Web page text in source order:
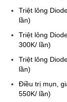
Triệt lông
lần)
Triệt lông
300K/ lần)
Triệt lông
lần)
Điều trị mụn,
550K/ lần)